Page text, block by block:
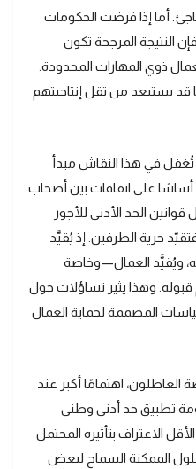
أما إذا فرضت الحكومات
النتيجة المرجحة تكون
ذوي المهارات المحدودة.
قد يستبعد من تقل إنتاجيتهم
تُغفل في هذا النقاش مبدأ
على اتفاقات بين أصحاب
الحد الأدنى للأجور
حرية الطرفين. إذ يُقيَّد
ويُقيَّد العمال—وخاصة
وهذا يثير تساؤلات حول
المصممة لحماية العمال
اهتمامًا أكبر عند
تطبيق حد أدنى وطني
الاعتراف بتأثيره المحتمل
الممكنة السماح لبعض